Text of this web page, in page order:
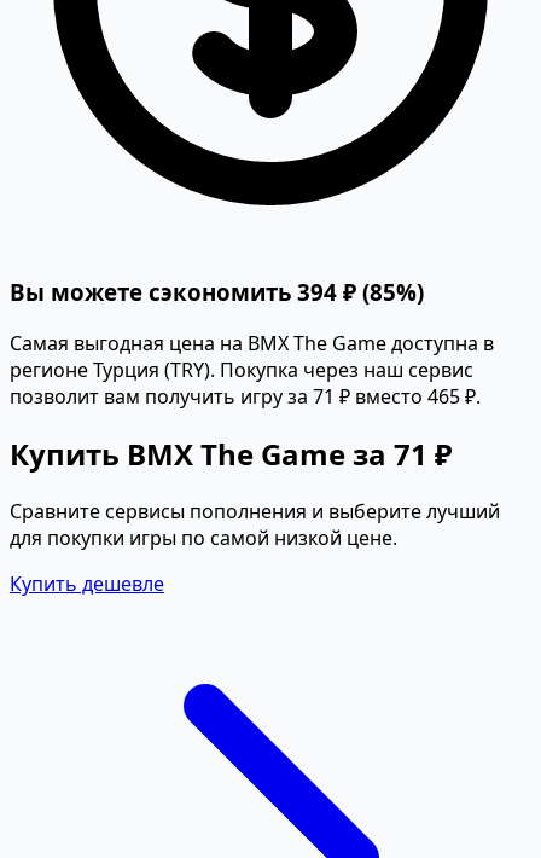
Вы можете сэкономить 394 ₽ (85%)
Самая выгодная цена на BMX The Game доступна в
регионе Турция (TRY). Покупка через наш сервис
позволит вам получить игру за 71 ₽ вместо 465 ₽.
Купить BMX The Game за 71 ₽
Сравните сервисы пополнения и выберите лучший
для покупки игры по самой низкой цене.
Купить дешевле